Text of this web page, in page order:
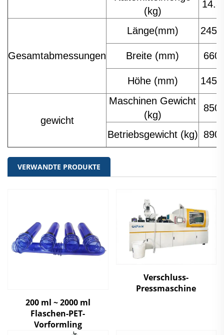
(kg)
14.8
Gesamtabmessungen
Länge(mm) 2450
Breite (mm) 660
Höhe (mm) 1450
gewicht
Maschinen Gewicht
(kg)
850
Betriebsgewicht (kg) 890
VERWANDTE PRODUKTE
200 ml ~ 2000 ml
Flaschen-PET-
Vorformling
Verschluss-
Pressmaschine